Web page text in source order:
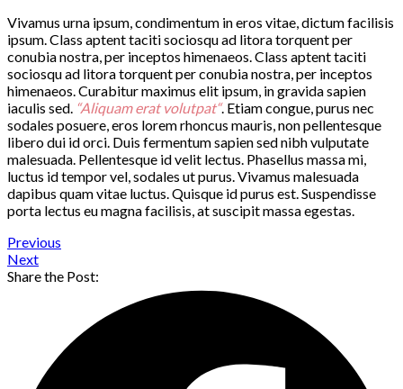
Vivamus urna ipsum, condimentum in eros vitae, dictum facilisis
ipsum. Class aptent taciti sociosqu ad litora torquent per
conubia nostra, per inceptos himenaeos. Class aptent taciti
sociosqu ad litora torquent per conubia nostra, per inceptos
himenaeos. Curabitur maximus elit ipsum, in gravida sapien
iaculis sed. “Aliquam erat volutpat“. Etiam congue, purus nec
sodales posuere, eros lorem rhoncus mauris, non pellentesque
libero dui id orci. Duis fermentum sapien sed nibh vulputate
malesuada. Pellentesque id velit lectus. Phasellus massa mi,
luctus id tempor vel, sodales ut purus. Vivamus malesuada
dapibus quam vitae luctus. Quisque id purus est. Suspendisse
porta lectus eu magna facilisis, at suscipit massa egestas.
Previous
Next
Share the Post: